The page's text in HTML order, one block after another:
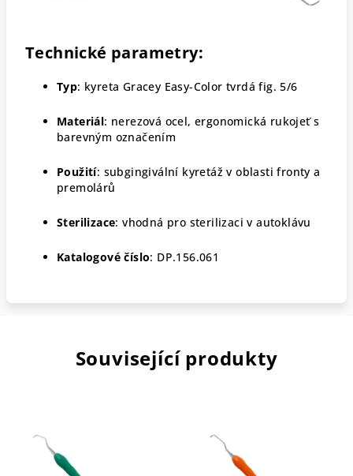
Technické parametry:
Typ: kyreta Gracey Easy-Color tvrdá fig. 5/6
Materiál: nerezová ocel, ergonomická rukojeť s
barevným označením
Použití: subgingivální kyretáž v oblasti fronty a
premolárů
Sterilizace: vhodná pro sterilizaci v autoklávu
Katalogové číslo: DP.156.061
Související produkty